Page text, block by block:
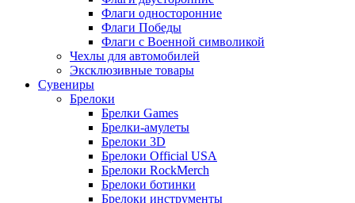
Флаги односторонние
Флаги Победы
Флаги с Военной символикой
Чехлы для автомобилей
Эксклюзивные товары
Сувениры
Брелоки
Брелки Games
Брелки-амулеты
Брелоки 3D
Брелоки Official USA
Брелоки RockMerch
Брелоки ботинки
Брелоки инструменты